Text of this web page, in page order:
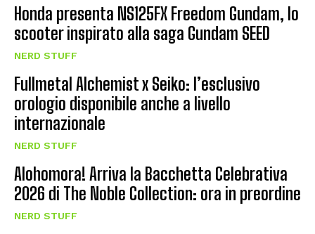
Honda presenta NS125FX Freedom Gundam, lo
scooter inspirato alla saga Gundam SEED
NERD STUFF
Fullmetal Alchemist x Seiko: l’esclusivo
orologio disponibile anche a livello
internazionale
NERD STUFF
Alohomora! Arriva la Bacchetta Celebrativa
2026 di The Noble Collection: ora in preordine
NERD STUFF